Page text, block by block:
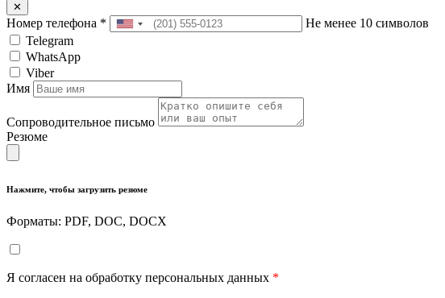
✕
Номер телефона *
Не менее 10 символов
Telegram
WhatsApp
Viber
Имя
Сопроводительное письмо
Резюме
Нажмите, чтобы загрузить резюме
Форматы: PDF, DOC, DOCX
Я согласен на обработку персональных данных *